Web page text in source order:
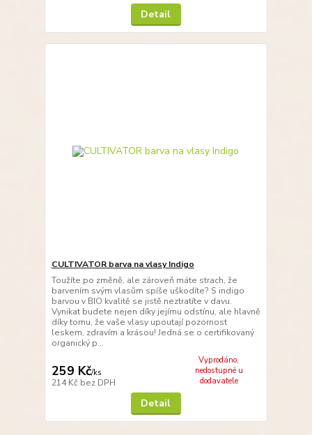
Detail
CULTIVATOR barva na vlasy Indigo
Toužíte po změně, ale zároveň máte strach, že
barvením svým vlasům spíše uškodíte? S indigo
barvou v BIO kvalitě se jistě neztratíte v davu.
Vynikat budete nejen díky jejímu odstínu, ale hlavně
díky tomu, že vaše vlasy upoutají pozornost
leskem, zdravím a krásou! Jedná se o certifikovaný
organický p...
259 Kč/ks
214 Kč bez DPH
Vyprodáno,
nedostupné u
dodavatele
Detail